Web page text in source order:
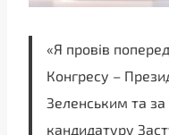
«Я провів
Конгресу –
Зеленським та
кандидатуру